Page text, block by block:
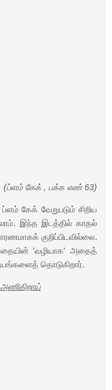
(ப்ளம் கேக் , பக்க எண் 63)
ப்ளம் கேக் வேறுபடும் சிறிய
இந்த இடத்தில் காதல்
குறிப்பிடவில்லை.
'வழியாக' அதைத்
தொடுகிறார்.